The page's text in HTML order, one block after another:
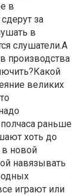
в
за
в
слушатели.А
производства
великих
раньше
хоть до
в новой
навязывать
играют или